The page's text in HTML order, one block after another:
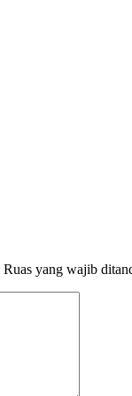
Ruas yang wajib